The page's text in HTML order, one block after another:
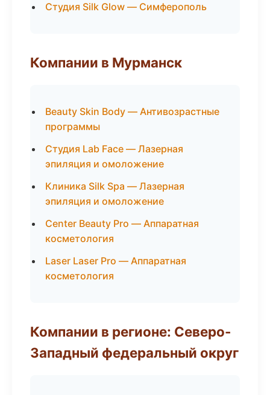
Студия Silk Glow — Симферополь
Компании в Мурманск
Beauty Skin Body — Антивозрастные
программы
Студия Lab Face — Лазерная
эпиляция и омоложение
Клиника Silk Spa — Лазерная
эпиляция и омоложение
Center Beauty Pro — Аппаратная
косметология
Laser Laser Pro — Аппаратная
косметология
Компании в регионе: Северо-
Западный федеральный округ